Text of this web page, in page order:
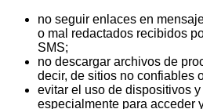
no seguir enlaces en
o mal redactados recibidos
SMS;
no descargar archivos de
decir, de sitios no confiables
evitar el uso de dispositivos
especialmente para acceder